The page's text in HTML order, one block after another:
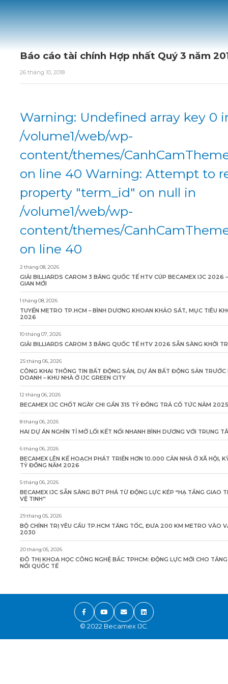
Báo cáo tài chính Hợp nhất Quý 3 năm
26 tháng 10, 2018
Warning: Undefined array key 0
/volume1/web/wp-
content/themes/
on line 40 Warning: Attempt to
property "term_id" on null in
/volume1/web/wp-
content/themes/
on line 40
2 tháng 08, 2026
GIẢI BILLIARDS CAROM 3 BĂNG QUỐC TẾ HTV CÚP BECAMEX IJC 2026
GIAN MỚI
1 tháng 08, 2026
TUYẾN METRO TP.HCM – BÌNH DƯƠNG KHOAN KHẢO SÁT, MỤC TIÊU
2026
10 tháng 07, 2026
GIẢI BILLIARDS CAROM 3 BĂNG QUỐC TẾ HTV 2026 SẴN SÀNG KHỞI
25 tháng 06, 2026
CÔNG KHAI THÔNG TIN BẤT ĐỘNG SẢN, DỰ ÁN BẤT ĐỘNG SẢN
DOANH – KHU NHÀ Ở IJC GREEN CITY
12 tháng 06, 2026
BECAMEX IJC CHỐT NGÀY CHI GẦN 315 TỶ ĐỒNG TRẢ CỔ TỨC NĂM 2025
8 tháng 06, 2026
HAI DỰ ÁN NGHÌN TỈ MỞ LỐI KẾT NỐI NHANH BÌNH DƯƠNG VỚI TRUNG
6 tháng 06, 2026
BECAMEX LÊN KẾ HOẠCH PHÁT TRIỂN HƠN 10.000 CĂN NHÀ Ở XÃ HỘI,
TỶ ĐỒNG NĂM 2026
5 tháng 06, 2026
BECAMEX IJC SẴN SÀNG BỨT PHÁ TỪ ĐỘNG LỰC KÉP “HẠ TẦNG GIAO
VỆ TINH”
29 tháng 05, 2026
BỘ CHÍNH TRỊ YÊU CẦU TP.HCM TĂNG TỐC, ĐƯA 200 KM METRO VÀO
2030
20 tháng 05, 2026
ĐÔ THỊ KHOA HỌC CÔNG NGHỆ BẮC TPHCM: ĐỘNG LỰC MỚI CHO
NỐI QUỐC TẾ
© 2022 Becamex IJC.